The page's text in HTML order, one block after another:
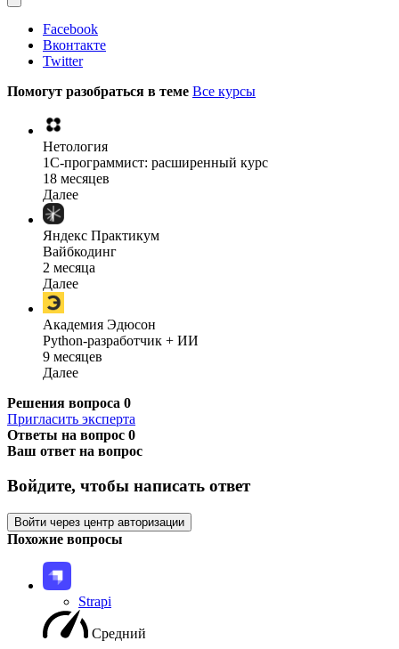
Facebook
Вконтакте
Twitter
Помогут разобраться в теме Все курсы
Нетология
1C-программист: расширенный курс
18 месяцев
Далее
Яндекс Практикум
Вайбкодинг
2 месяца
Далее
Академия Эдюсон
Python-разработчик + ИИ
9 месяцев
Далее
Решения вопроса 0
Пригласить эксперта
Ответы на вопрос 0
Ваш ответ на вопрос
Войдите, чтобы написать ответ
Войти через центр авторизации
Похожие вопросы
Strapi
Средний